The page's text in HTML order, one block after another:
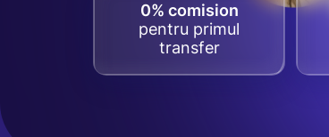
0% comision
pentru primul
transfer